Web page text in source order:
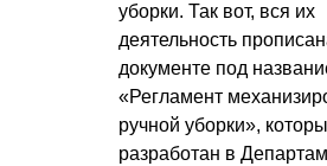
уборки. Так вот, вся их
деятельность
документе под
«Регламент
ручной уборки»,
разработан в